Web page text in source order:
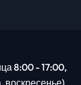
8:00 - 17:00,
воскресенье)